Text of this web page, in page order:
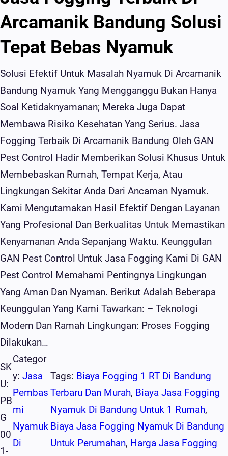
Arcamanik Bandung Solusi
Tepat Bebas Nyamuk
Solusi Efektif Untuk Masalah Nyamuk Di Arcamanik
Bandung Nyamuk Yang Mengganggu Bukan Hanya
Soal Ketidaknyamanan; Mereka Juga Dapat
Membawa Risiko Kesehatan Yang Serius. Jasa
Fogging Terbaik Di Arcamanik Bandung Oleh GAN
Pest Control Hadir Memberikan Solusi Khusus Untuk
Membebaskan Rumah, Tempat Kerja, Atau
Lingkungan Sekitar Anda Dari Ancaman Nyamuk.
Kami Mengutamakan Hasil Efektif Dengan Layanan
Yang Profesional Dan Berkualitas Untuk Memastikan
Kenyamanan Anda Sepanjang Waktu. Keunggulan
GAN Pest Control Untuk Jasa Fogging Kami Di GAN
Pest Control Memahami Pentingnya Lingkungan
Yang Aman Dan Nyaman. Berikut Adalah Beberapa
Keunggulan Yang Kami Tawarkan: – Teknologi
Modern Dan Ramah Lingkungan: Proses Fogging
Dilakukan…
SK
U:
PB
G
00
1-
Categor
Y:Jasa
Pembas
Mi
Nyamuk
Di
Tags: Biaya Fogging 1 RT Di Bandung
Terbaru Dan Murah, Biaya Jasa Fogging
Nyamuk Di Bandung Untuk 1 Rumah,
Biaya Jasa Fogging Nyamuk Di Bandung
Untuk Perumahan, Harga Jasa Fogging